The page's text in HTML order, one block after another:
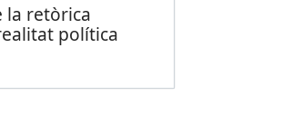
la retòrica
política